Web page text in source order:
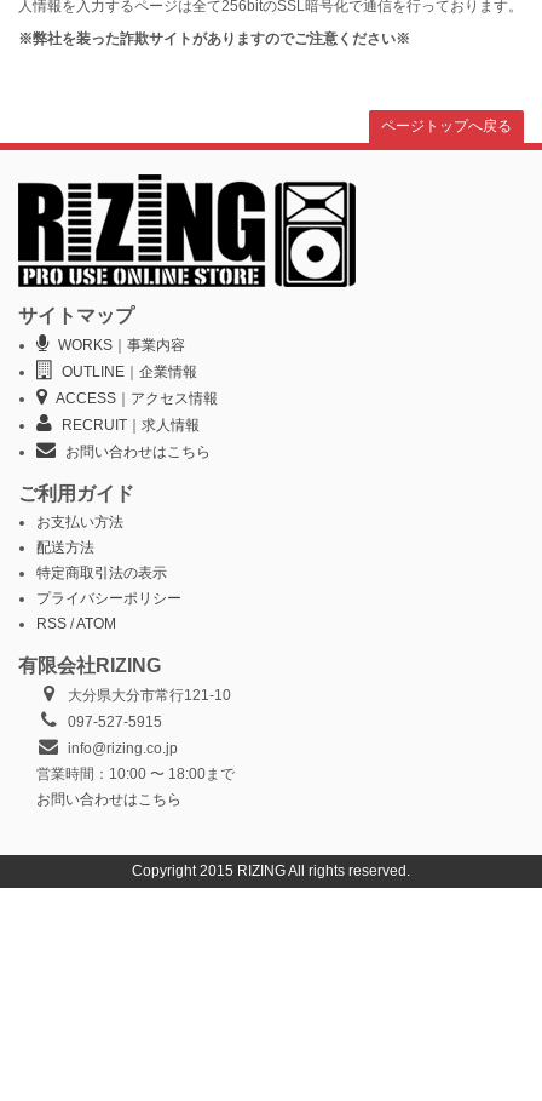
人情報を入力するページは全て256bitのSSL暗号化で通信を行っております。
※弊社を装った詐欺サイトがありますのでご注意ください※
ページトップへ戻る
サイトマップ
WORKS｜事業内容
OUTLINE｜企業情報
ACCESS｜アクセス情報
RECRUIT｜求人情報
お問い合わせはこちら
ご利用ガイド
お支払い方法
配送方法
特定商取引法の表示
プライバシーポリシー
RSS /ATOM
有限会社RIZING
大分県大分市常行121-10
097-527-5915
info@rizing.co.jp
営業時間：10:00 〜 18:00まで
お問い合わせはこちら
Copyright 2015 RIZING All rights reserved.